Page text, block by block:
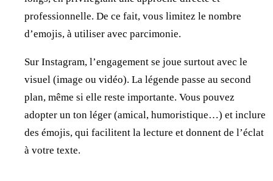
professionnelle. De ce fait, vous limitez le nombre
d’emojis, à utiliser avec parcimonie.
Sur Instagram, l’engagement se joue surtout avec le
visuel (image ou vidéo). La légende passe au second
plan, même si elle reste importante. Vous pouvez
adopter un ton léger (amical, humoristique…) et inclure
des émojis, qui facilitent la lecture et donnent de l’éclat
à votre texte.